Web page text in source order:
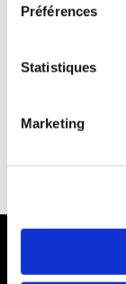
Préférences
Statistiques
Marketing